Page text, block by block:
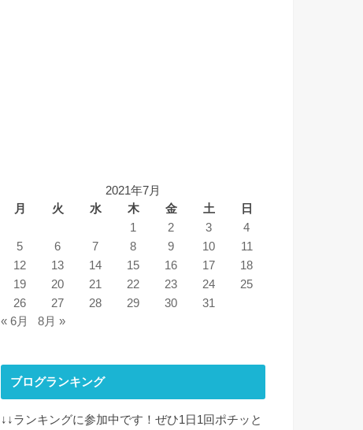
2021年7月
月
火 水 木 金 土
日
1
2 3
4
5
6 7 8 9 10
11
12
13 14 15 16 17
18
19
20 21 22 23 24
25
26
27 28 29 30
31
« 6月
8月 »
ブログランキング
↓↓ランキングに参加中です！ぜひ1日1回ポチッと